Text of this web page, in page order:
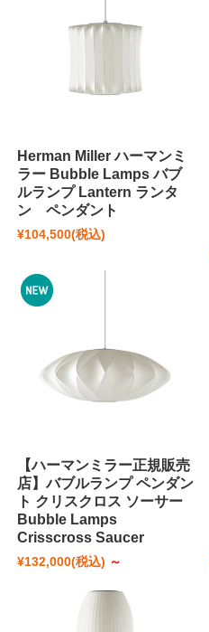
Herman Miller ハーマンミ
ラー Bubble Lamps バブ
ルランプ Lantern ランタ
ン ペンダント
¥104,500(税込)
【ハーマンミラー正規販売
店】バブルランプ ペンダン
ト クリスクロス ソーサー
Bubble Lamps
Crisscross Saucer
¥132,000(税込) ～